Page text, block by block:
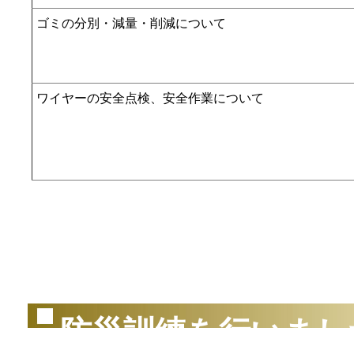
ゴミの分別・減量・削減について
ワイヤーの安全点検、安全作業について
防災訓練を行いま